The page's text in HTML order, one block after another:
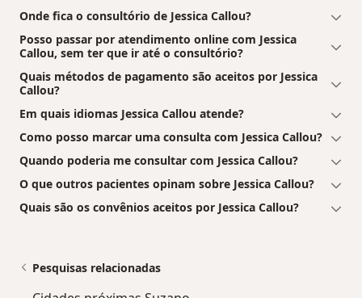
Onde fica o consultório de Jessica Callou?
Posso passar por atendimento online com Jessica
Callou, sem ter que ir até o consultório?
Quais métodos de pagamento são aceitos por Jessica
Callou?
Em quais idiomas Jessica Callou atende?
Como posso marcar uma consulta com Jessica Callou?
Quando poderia me consultar com Jessica Callou?
O que outros pacientes opinam sobre Jessica Callou?
Quais são os convênios aceitos por Jessica Callou?
Pesquisas relacionadas